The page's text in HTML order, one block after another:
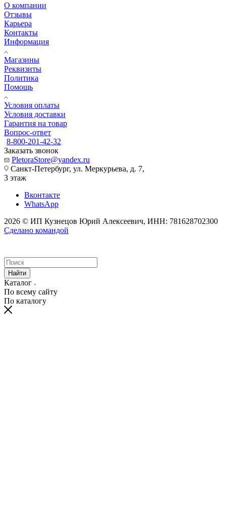
О компании
Отзывы
Карьера
Контакты
Информация
Магазины
Реквизиты
Политика
Помощь
Условия оплаты
Условия доставки
Гарантия на товар
Вопрос-ответ
8-800-201-42-32
Заказать звонок
PletoraStore@yandex.ru
Санкт-Петербург, ул. Меркурьева, д. 7,
3 этаж
Вконтакте
WhatsApp
2026 © ИП Кузнецов Юрий Алексеевич, ИНН: 781628702300
Сделано командой
Найти
Каталог
По всему сайту
По каталогу